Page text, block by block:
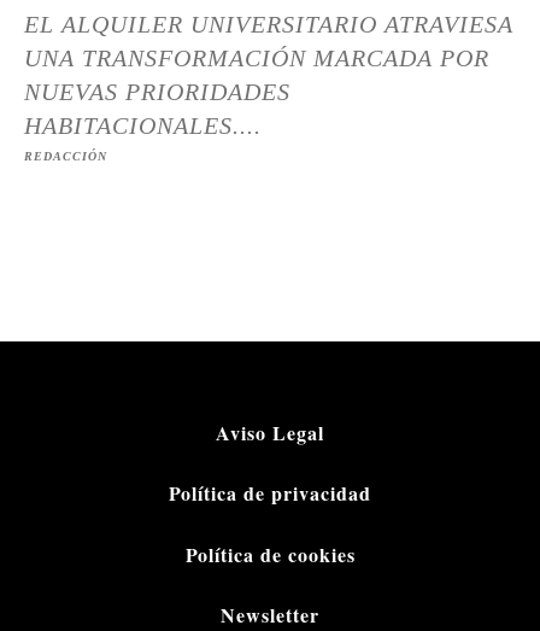
EL ALQUILER UNIVERSITARIO ATRAVIESA
UNA TRANSFORMACIÓN MARCADA POR
NUEVAS PRIORIDADES
HABITACIONALES....
REDACCIÓN
Aviso Legal
Política de privacidad
Política de cookies
Newsletter